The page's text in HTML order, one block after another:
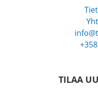
TILAA